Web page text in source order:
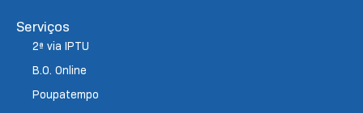
Serviços
2ª via IPTU
B.O. Online
Poupatempo